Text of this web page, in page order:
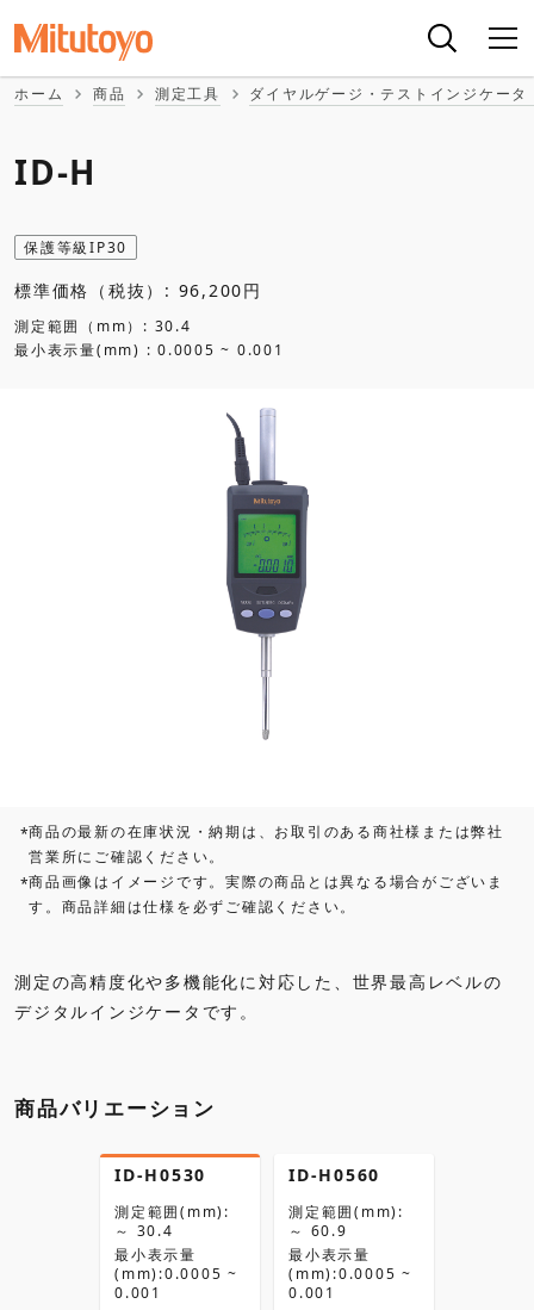
ホーム 商品 測定工具 ダイヤルゲージ・テストインジケー
ID-H
保護等級IP30
標準価格（税抜）: 96,200円
測定範囲（mm）: 30.4
最小表示量(mm) : 0.0005 ~ 0.001
*商品の最新の在庫状況・納期は、お取引のある商社様または弊社
営業所にご確認ください。
*商品画像はイメージです。実際の商品とは異なる場合がございま
す。商品詳細は仕様を必ずご確認ください。
測定の高精度化や多機能化に対応した、世界最高レベルの
商品バリエーション
ID-H0530
測定範囲(mm):
～ 30.4
最小表示量
(mm):0.0005 ~
0.001
ID-H0560
測定範囲(mm):
～ 60.9
最小表示量
(mm):0.0005 ~
0.001